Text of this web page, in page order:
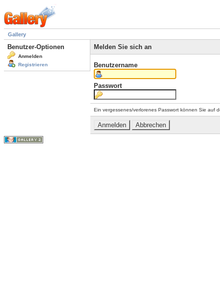
Gallery
Benutzer-Optionen
Anmelden
Registrieren
Melden Sie sich an
Benutzername
Passwort
Ein vergessenes/verlorenes Passwort können Sie auf